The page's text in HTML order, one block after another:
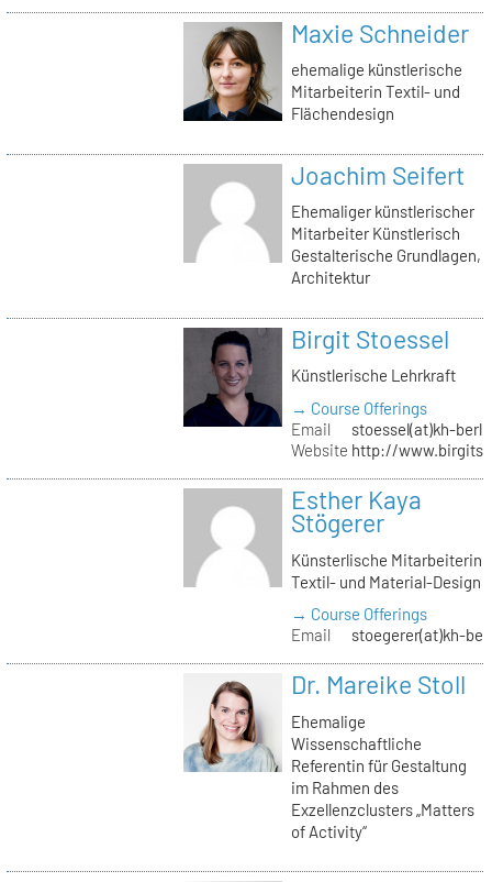
Maxie Schneider
ehemalige künstlerische
Mitarbeiterin Textil- und
Flächendesign
Joachim Seifert
Ehemaliger künstlerischer
Mitarbeiter Künstlerisch
Gestalterische Grundlagen,
Architektur
Birgit Stoessel
Künstlerische Lehrkraft
→ Course Offerings
Email
stoessel(at)kh-
Website http://
Esther Kaya
Stögerer
Künsterlische Mitarbeiterin
Textil- und Material-Design
→ Course Offerings
Email
stoegerer(at)kh-
Dr. Mareike Stoll
Ehemalige
Wissenschaftliche
Referentin für Gestaltung
im Rahmen des
Exzellenzclusters „Matters
of Activity“